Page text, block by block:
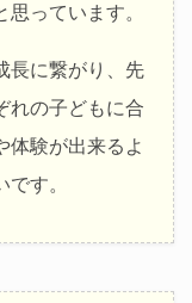
っています。
長に繋がり、先
れの子どもに合
体験が出来るよ
す。